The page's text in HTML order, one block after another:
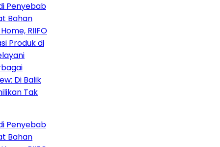
RIIFO
di
Di Balik
Tak